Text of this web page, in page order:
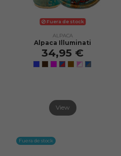
Fuera de stock
ALPACA
Alpaca Illuminati
34,95 €
View
Fuera de stock